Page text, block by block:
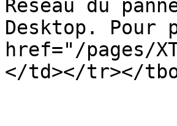
Réseau du
Desktop.
href="/pages/
</td></tr></